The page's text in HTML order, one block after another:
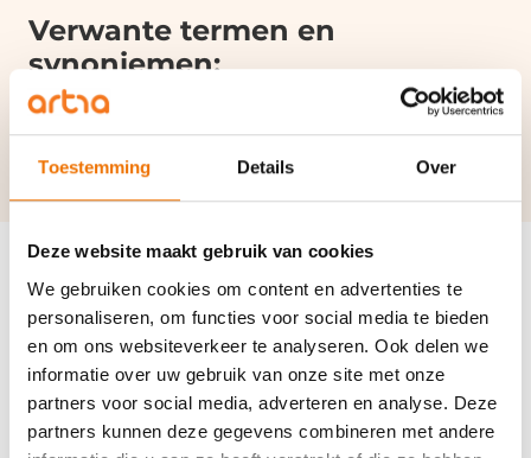
Toestemming Details Over
Deze website maakt gebruik van cookies
We gebruiken cookies om content en advertenties te
personaliseren, om functies voor social media te bieden
en om ons websiteverkeer te analyseren. Ook delen we
informatie over uw gebruik van onze site met onze
partners voor social media, adverteren en analyse. Deze
partners kunnen deze gegevens combineren met andere
Verwante termen en
synoniemen:
Disclaimer
Het onderstaande is van toepassing op de pagina’s van het kenniscentrum
(begrippen). Door deze pagina’s te raadplegen stem je in met deze
disclaimer. Deze website is een uitgave van artra. Wij stellen gegevens op
deze pagina’s alleen beschikbaar met als doel het verstrekken van informatie.